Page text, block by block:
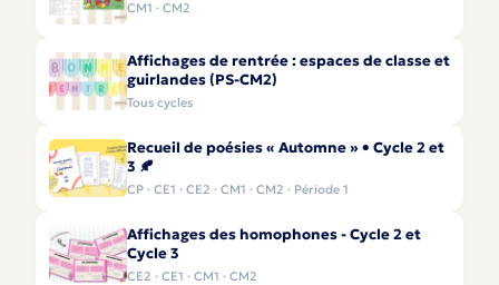
CM1 · CM2
Affichages de rentrée : espaces de classe et
guirlandes (PS-CM2)
Tous cycles
Recueil de poésies « Automne » • Cycle 2 et
3 🍂
CP · CE1 · CE2 · CM1 · CM2 · Période 1
Affichages des homophones - Cycle 2 et
Cycle 3
CE2 · CE1 · CM1 · CM2